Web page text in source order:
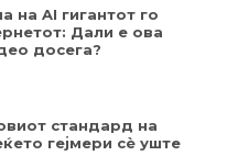
на AI гигантот го
Дали е ова
досега?
стандард на
гејмери ​​сè уште